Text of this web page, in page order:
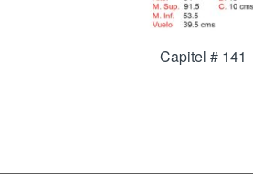
Capitel # 141